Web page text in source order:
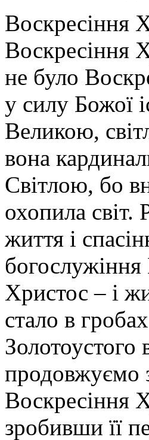
Воскресіння
Воскресіння
не було
у силу Божої
Великою,
вона
Світлою, бо
охопила світ.
життя і
Христос – і
стало в
Золотоустого
продовжуємо
Воскресіння
зробивши її